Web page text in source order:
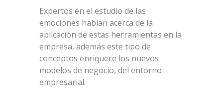
Expertos en el estudio de las
emociones hablan acerca de la
aplicación de estas herramientas en la
empresa, además este tipo de
conceptos enriquece los nuevos
modelos de negocio, del entorno
empresarial.